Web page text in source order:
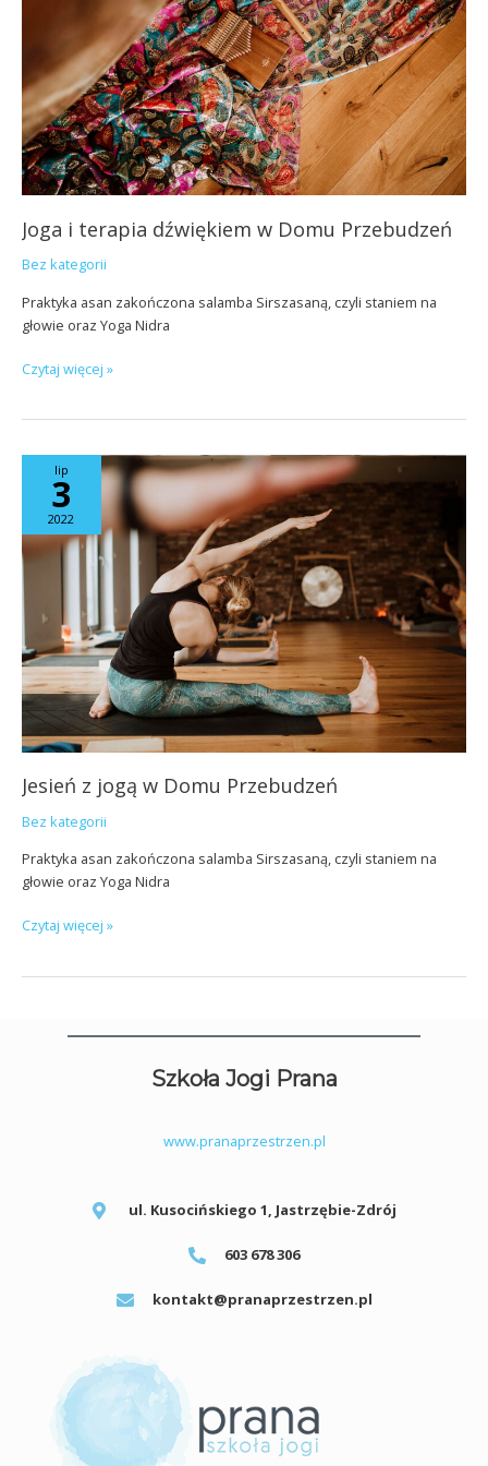
Joga i terapia dźwiękiem w Domu Przebudzeń
Bez kategorii
Praktyka asan zakończona salamba Sirszasaną, czyli staniem na
głowie oraz Yoga Nidra
Przebudzeń
Czytaj więcej »
lip
3
2022
Jesień z jogą w Domu Przebudzeń
Bez kategorii
Praktyka asan zakończona salamba Sirszasaną, czyli staniem na
głowie oraz Yoga Nidra
Jesień
w
Domu
Przebudzeń
Czytaj więcej »
Szkoła Jogi Prana
www.pranaprzestrzen.pl
ul. Kusocińskiego 1, Jastrzębie-Zdrój
603 678 306
kontakt@pranaprzestrzen.pl